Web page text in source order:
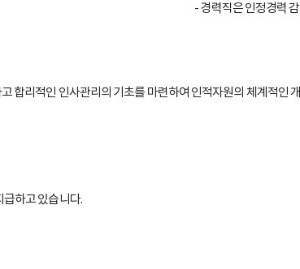
- 경력직은 인정경력
합리적인 인사관리의 기초를 마련하여 인적자원의 체계적인
급하고 있습니다.